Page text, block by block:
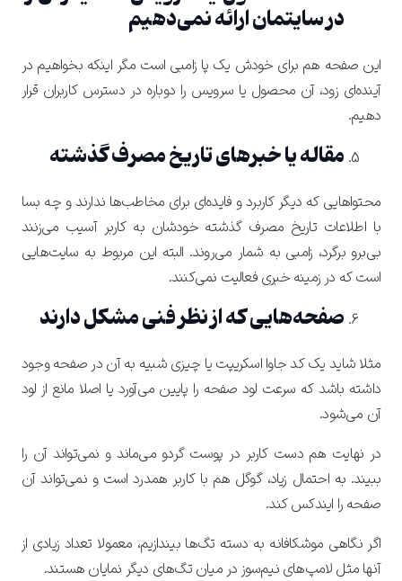
در سایتمان ارائه نمی‌دهیم
این صفحه هم برای خودش یک پا زامبی است مگر اینکه بخواهیم در
آینده‌ای زود، آن محصول یا سرویس را دوباره در دسترس کاربران قرار
دهیم.
مقاله یا خبرهای تاریخ مصرف گذشته
محتواهایی که دیگر کاربرد و فایده‌ای برای مخاطب‌ها ندارند و چه بسا
با اطلاعات تاریخ مصرف گذشته خودشان به کاربر آسیب می‌زنند
بی‌برو برگرد، زامبی به شمار می‌روند. البته این مربوط به سایت‌هایی
است که در زمینه خبری فعالیت نمی‌کنند.
صفحه‌هایی که از نظر فنی مشکل دارند
مثلا شاید یک کد جاوا اسکریپت یا چیزی شبیه به آن در صفحه وجود
داشته باشد که سرعت لود صفحه را پایین می‌آورد یا اصلا مانع از لود
آن می‌شود.
در نهایت هم دست کاربر در پوست گردو می‌ماند و نمی‌تواند آن را
ببیند. به احتمال زیاد، گوگل هم با کاربر همدرد است و نمی‌تواند آن
صفحه را ایندکس کند.
اگر نگاهی موشکافانه به دسته تگ‌ها بیندازیم، معمولا تعداد زیادی از
آنها مثل لامپ‌های نیم‌سوز در میان تگ‌های دیگر نمایان هستند.